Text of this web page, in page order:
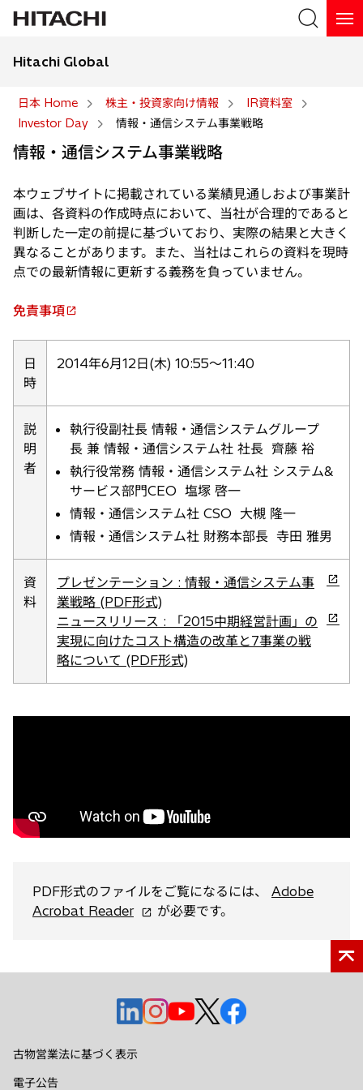
Hitachi Global
日本 Home 株主・投資家向け情報
IR資料室
Investor Day
情報・通信システム事業戦略
情報・通信システム事業戦略
本ウェブサイトに掲載されている業績見通しおよび事業計
画は、各資料の作成時点において、当社が合理的であると
判断した一定の前提に基づいており、実際の結果と大きく
異なることがあります。また、当社はこれらの資料を現時
点での最新情報に更新する義務を負っていません。
免責事項
新
し
タ
開
く
日
時
2014年6月12日(木) 10:55～11:40
説
明
者
執行役副社長 情報・通信システムグループ
長 兼 情報・通信システム社 社長 齊藤 裕
執行役常務 情報・通信システム社 システム&
サービス部門CEO 塩塚 啓一
情報・通信システム社 CSO 大槻 隆一
情報・通信システム社 財務本部長 寺田 雅男
資
料
プレゼンテーション : 情報・通信システム事
業戦略 (PDF形式)
新
し
い
タ
ブ
で
く
ニュースリリース : 「2015中期経営計画」の
実現に向けたコスト構造の改革と7事業の戦
略について (PDF形式)
新
し
い
タ
で
PDF形式のファイルをご覧になるには、 Adobe
Acrobat Reader新
タ
で
開
く
が必要です。
新
し
新
新
し
新
し
新
古物営業法に基づく表示
電子公告